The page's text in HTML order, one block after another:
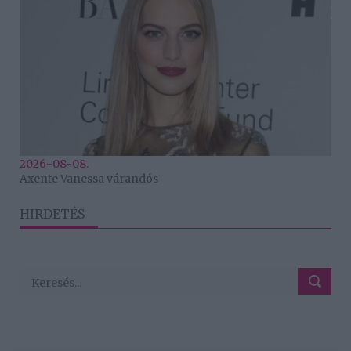
2026-08-08.
Axente Vanessa várandós
HIRDETÉS